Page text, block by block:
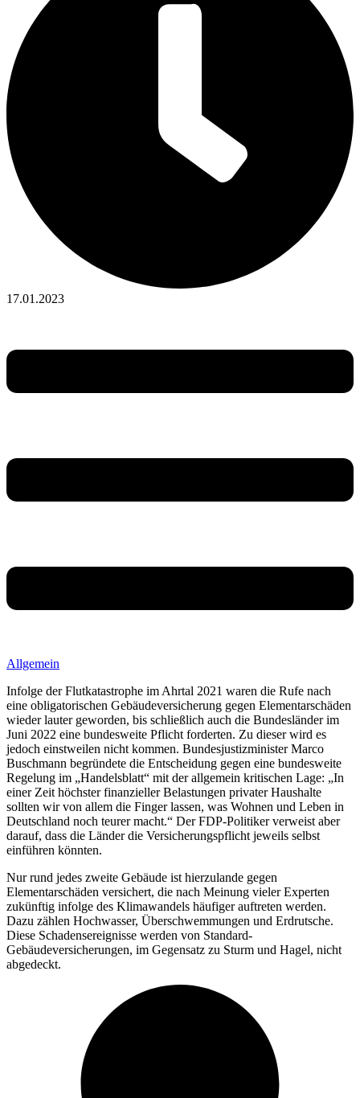
17.01.2023
Allgemein
Infolge der Flutkatastrophe im Ahrtal 2021 waren die Rufe nach
eine obligatorischen Gebäudeversicherung gegen Elementarschäden
wieder lauter geworden, bis schließlich auch die Bundesländer im
Juni 2022 eine bundesweite Pflicht forderten. Zu dieser wird es
jedoch einstweilen nicht kommen. Bundesjustizminister Marco
Buschmann begründete die Entscheidung gegen eine bundesweite
Regelung im „Handelsblatt“ mit der allgemein kritischen Lage: „In
einer Zeit höchster finanzieller Belastungen privater Haushalte
sollten wir von allem die Finger lassen, was Wohnen und Leben in
Deutschland noch teurer macht.“ Der FDP-Politiker verweist aber
darauf, dass die Länder die Versicherungspflicht jeweils selbst
einführen könnten.
Nur rund jedes zweite Gebäude ist hierzulande gegen
Elementarschäden versichert, die nach Meinung vieler Experten
zukünftig infolge des Klimawandels häufiger auftreten werden.
Dazu zählen Hochwasser, Überschwemmungen und Erdrutsche.
Diese Schadensereignisse werden von Standard-
Gebäudeversicherungen, im Gegensatz zu Sturm und Hagel, nicht
abgedeckt.